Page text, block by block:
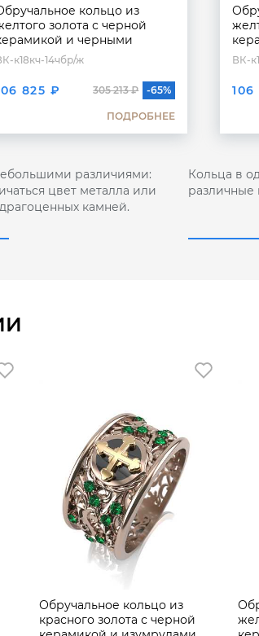
кольцо из
золота с черной
и черными
к18кч-14чбр/ж
825 ₽ 305 213 ₽ -65%
ПОДРОБНЕЕ
ВК-
106
различиями:
цвет металла или
камней.
Кольца в
различные
Обручальное кольцо из
красного золота с черной